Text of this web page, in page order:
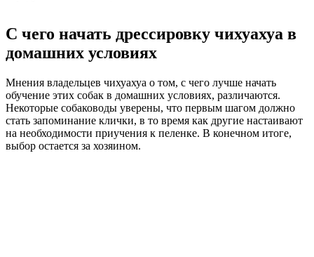
С чего начать дрессировку чихуахуа в
домашних условиях
Мнения владельцев чихуахуа о том, с чего лучше начать
обучение этих собак в домашних условиях, различаются.
Некоторые собаководы уверены, что первым шагом должно
стать запоминание клички, в то время как другие настаивают
на необходимости приучения к пеленке. В конечном итоге,
выбор остается за хозяином.